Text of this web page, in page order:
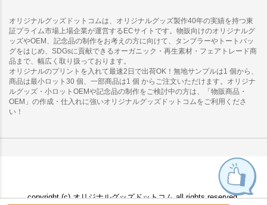
オリジナルグッズドットコムは、オリジナルグッズ製作40年の実績を持つ東
証プライム市場上場企業が運営するECサイトです。物販向けのオリジナルグ
ッズやOEM、記念品の制作をお考えの方に向けて、タンブラーやトートバッ
グをはじめ、SDGsに貢献できるオーガニック・再生素材・フェアトレード商
品まで、幅広く取り扱っております。
オリジナルのプリントを入れて最速2日で出荷OK！無地サンプルは1 個から、
商品は最小ロット30 個、一部商品は1 個 からご注文いただけます。オリジナ
ルグッズ・小ロットOEMや記念品の制作をご検討中の方は、「物販商品・
OEM」の作成・仕入れに強いオリジナルグッズドットコムをご利用くださ
い！
copyright (c) オリジナルグッズドットコム all rights reserved.